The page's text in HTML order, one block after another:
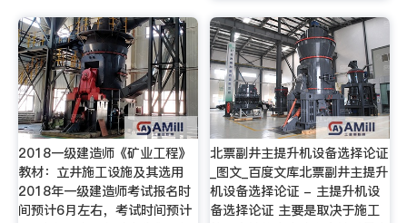
2018一级建造师《矿业工程》
教材：立井施工设施及其选用
2018年一级建造师考试报名时
间预计6月左右，考试时间预计
北票副井主提升机设备选择论证
_图文_百度文库北票副井主提升
机设备选择论证 - 主提升机设
备选择论证 主要是取决于施工